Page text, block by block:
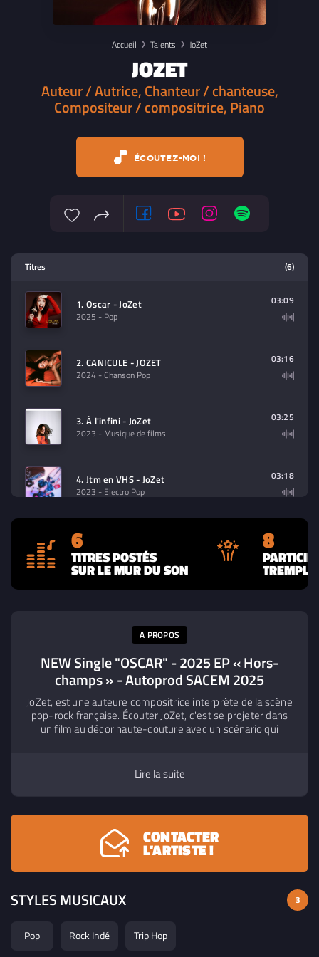
Accueil Talents JoZet
JOZET
Auteur / Autrice, Chanteur / chanteuse,
Compositeur / compositrice, Piano
ÉCOUTEZ-MOI !
contenu à lire (audio/video)
Titres (6)
1. Oscar - JoZet
2025 - Pop
03:09
2. CANICULE - JOZET
2024 - Chanson Pop
03:16
3. À l'infini - JoZet
2023 - Musique de films
03:25
4. Jtm en VHS - JoZet
2023 - Electro Pop
03:18
5. Les sanglots - JoZet
2023 - Variété française
04:00
04:06
6
TITRES POSTÉS
SUR LE MUR DU SON
8
A PROPOS
NEW Single "OSCAR" - 2025 EP « Hors-
champs » - Autoprod SACEM 2025
JoZet, est une auteure compositrice interprète de la scène
pop-rock française. Écouter JoZet, c'est se projeter dans
un film au décor haute-couture avec un scénario qui
Lire la suite
CONTACTER
L'ARTISTE !
STYLES MUSICAUX 3
Pop Rock Indé Trip Hop